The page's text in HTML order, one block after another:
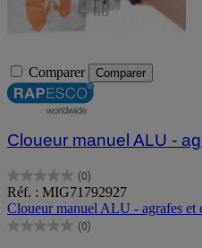
Comparer Comparer
Cloueur manuel ALU -
(0)
0.0
sur
5
étoiles.
Réf. : MIG71792927
Cloueur manuel ALU - agrafes et
(0)
0.0